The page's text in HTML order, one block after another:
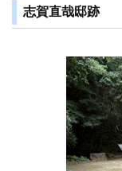
志賀直哉邸跡